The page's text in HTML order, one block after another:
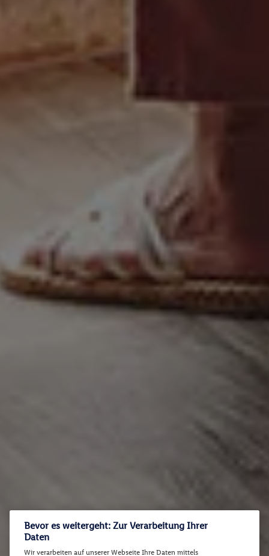
Bevor es weitergeht: Zur Verarbeitung Ihrer
Daten
Wir verarbeiten auf unserer Webseite Ihre Daten mittels